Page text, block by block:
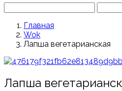
Главная
Wok
Лапша вегетарианская
Лапша